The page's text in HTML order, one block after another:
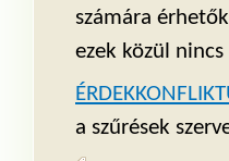
számára
ezek közül nincs
a szűrések